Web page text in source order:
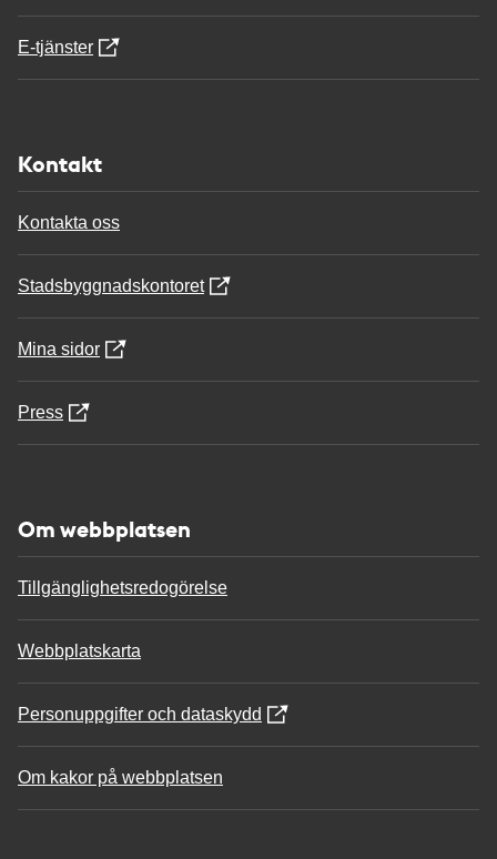
E-tjänster
Kontakt
Kontakta oss
Stadsbyggnadskontoret
Mina sidor
Press
Om webbplatsen
Tillgänglighetsredogörelse
Webbplatskarta
Personuppgifter och dataskydd
Om kakor på webbplatsen